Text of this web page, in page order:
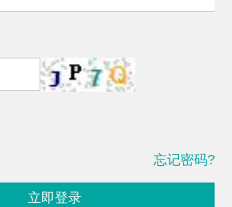
忘记密码?
立即登录